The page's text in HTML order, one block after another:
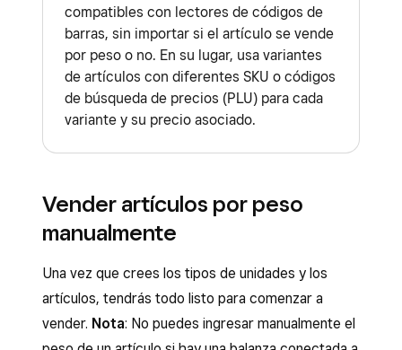
compatibles con lectores de códigos de
barras, sin importar si el artículo se vende
por peso o no. En su lugar, usa variantes
de artículos con diferentes SKU o códigos
de búsqueda de precios (PLU) para cada
variante y su precio asociado.
Vender artículos por peso
manualmente
Una vez que crees los tipos de unidades y los
artículos, tendrás todo listo para comenzar a
vender. Nota: No puedes ingresar manualmente el